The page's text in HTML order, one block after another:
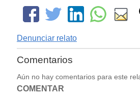
Denunciar relato
Comentarios
Aún no hay comentarios para este
COMENTAR